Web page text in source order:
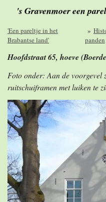
naar
de
's Gravenmoer een
'Een pareltje in het
Brabantse land'
»
panden
Hoofdstraat 65, hoeve
Foto onder: Aan de voorgevel
ruitschuiframen met luiken te